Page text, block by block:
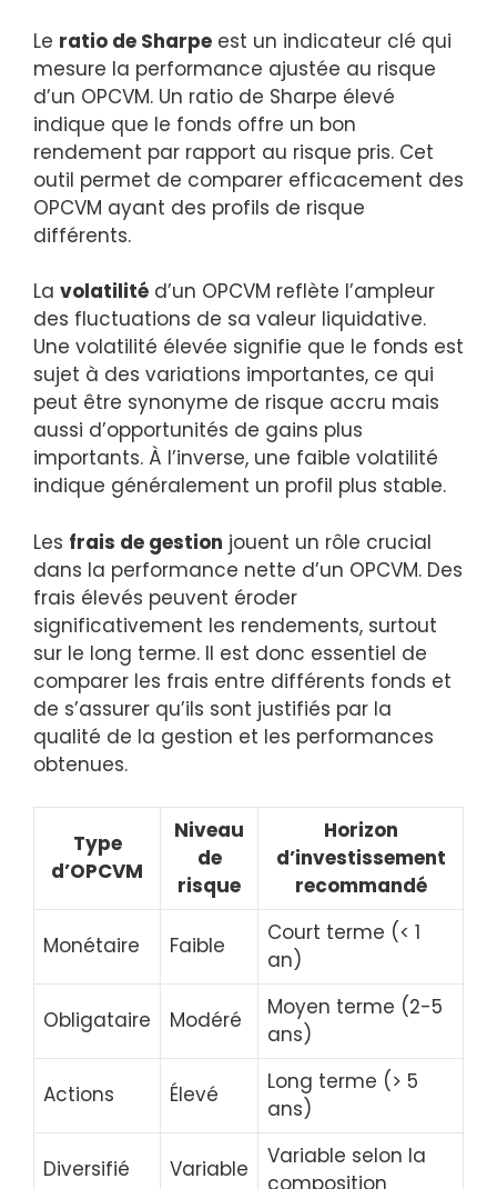
Le ratio de Sharpe est un indicateur clé qui
mesure la performance ajustée au risque
d’un OPCVM. Un ratio de Sharpe élevé
indique que le fonds offre un bon
rendement par rapport au risque pris. Cet
outil permet de comparer efficacement des
OPCVM ayant des profils de risque
différents.
La volatilité d’un OPCVM reflète l’ampleur
des fluctuations de sa valeur liquidative.
Une volatilité élevée signifie que le fonds est
sujet à des variations importantes, ce qui
peut être synonyme de risque accru mais
aussi d’opportunités de gains plus
importants. À l’inverse, une faible volatilité
indique généralement un profil plus stable.
Les frais de gestion jouent un rôle crucial
dans la performance nette d’un OPCVM. Des
frais élevés peuvent éroder
significativement les rendements, surtout
sur le long terme. Il est donc essentiel de
comparer les frais entre différents fonds et
de s’assurer qu’ils sont justifiés par la
qualité de la gestion et les performances
obtenues.
Type
d’OPCVM
Niveau
de
risque
Horizon
d’investissement
recommandé
Monétaire Faible
Court terme (< 1
an)
Obligataire Modéré
Moyen terme (2-5
ans)
Actions Élevé
Long terme (> 5
ans)
Diversifié Variable
Variable selon la
composition